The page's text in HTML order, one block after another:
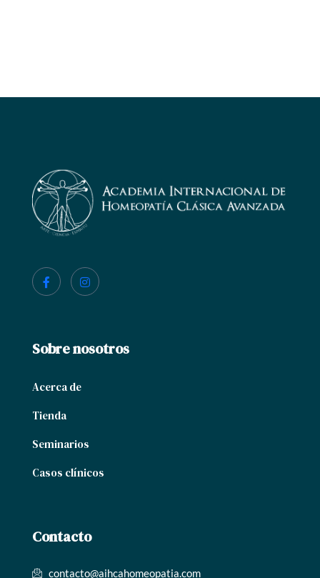
Sobre nosotros
Acerca de
Tienda
Seminarios
Casos clínicos
Contacto
contacto@aihcahomeopatia.com